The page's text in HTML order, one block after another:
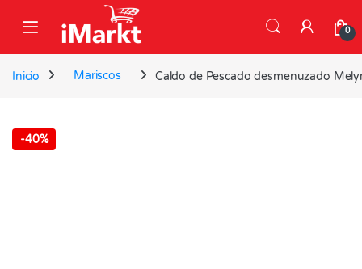
0
Inicio Mariscos Caldo de Pescado desmenuzado
-40%